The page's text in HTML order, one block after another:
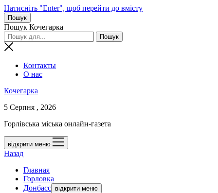
Натисніть "Enter", щоб перейти до вмісту
Пошук
Пошук Кочегарка
Контакты
О нас
Кочегарка
5 Серпня , 2026
Горлівська міська онлайн-газета
відкрити меню
Назад
Главная
Горловка
Донбасс відкрити меню